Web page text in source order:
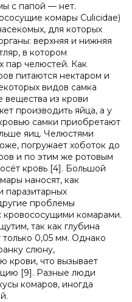
с папой — нет.
комары Culicidae)
для которых
верхняя и нижняя
в котором
пар челюстей. Как
питаются нектаром и
видов самка
вещества из крови
производить яйца, а у
самки приобретают
яиц. Челюстями
погружает хоботок до
и по этим же ротовым
кровь [4]. Большой
наносят, как
паразитарных
проблемы
комарами.
так как глубина
только 0,05 мм. Однако
слюну,
крови, что вызывает
[9]. Разные люди
комаров, иногда